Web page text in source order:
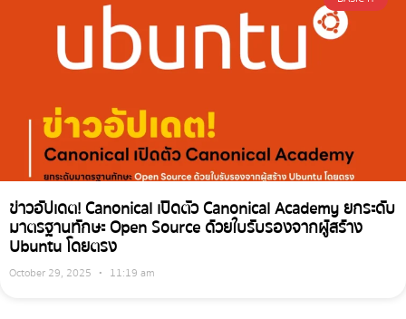
ข่าวอัปเดต! Canonical เปิดตัว Canonical Academy ยกระดับ
มาตรฐานทักษะ Open Source ด้วยใบรับรองจากผู้สร้าง
Ubuntu โดยตรง
October 29, 2025 11:19 am